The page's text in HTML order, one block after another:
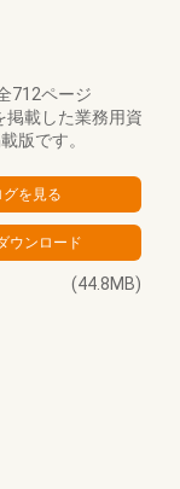
712ページ
掲載した業務用資
版です。
(44.8MB)